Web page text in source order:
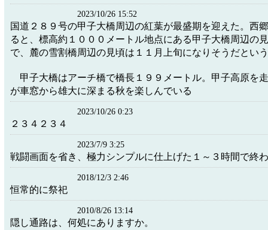
2023/10/26 15:52
国道２８９号の甲子大橋周辺の紅葉が最盛期を迎えた。西
ると、標高約１０００メートル地点にある甲子大橋周辺の
で、麓の雪割橋周辺の見頃は１１月上旬になりそうだとい
甲子大橋はアーチ橋で橋長１９９メートル。甲子高原を
が車窓から雄大に深まる秋を楽しんでいる
2023/10/26 0:23
２３４２３４
2023/7/9 3:25
戦闘画面を省き、極力シンプルに仕上げた１～３時間で終
2018/12/3 2:46
恒常的に祭祀
2010/8/26 13:14
隠し通路は、何処にありますか。